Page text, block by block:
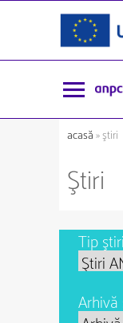
acasă» ştiri
Ştiri
Tip ştiri